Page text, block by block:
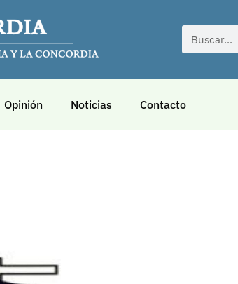
Opinión Noticias Contacto